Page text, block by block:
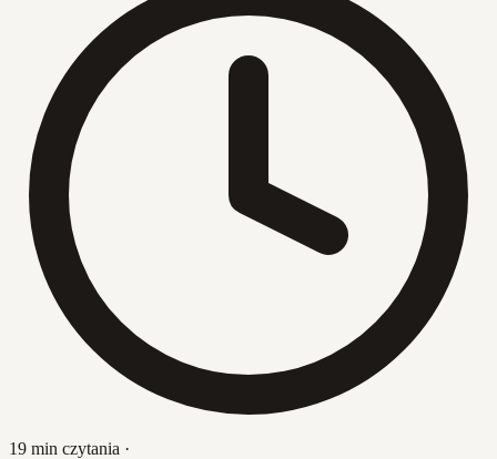
19 min czytania ·